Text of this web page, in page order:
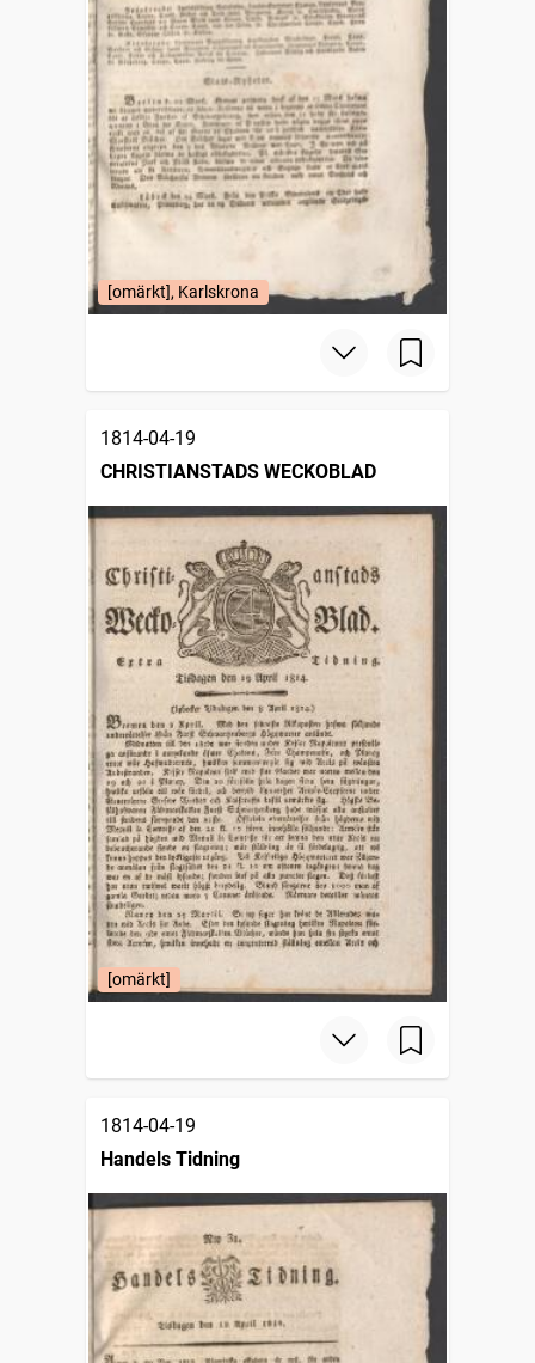
[omärkt], Karlskrona
1814-04-19
CHRISTIANSTADS WECKOBLAD
[omärkt]
1814-04-19
Handels Tidning